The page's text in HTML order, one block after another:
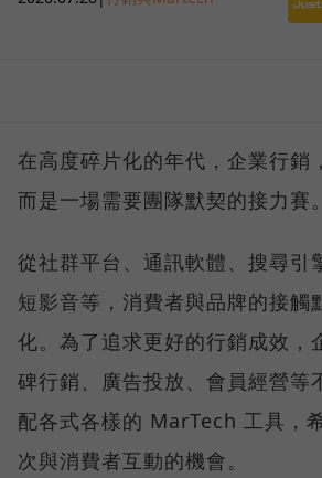
在高度碎片化的年代，企業行銷
而是一場需要團隊默契的接力賽。
從社群平台、通訊軟體、搜尋引
短影音等，消費者與品牌的接觸
化。為了追求更好的行銷成效，
碑行銷、廣告投放、會員經營等
配各式各樣的 MarTech 工具，
次與消費者互動的機會。